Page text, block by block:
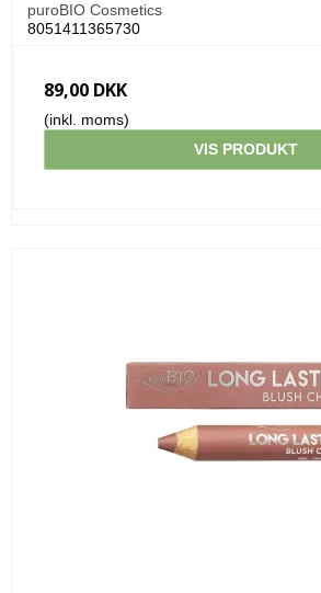
puroBIO Cosmetics
8051411365730
89,00 DKK
(inkl. moms)
VIS PRODUKT